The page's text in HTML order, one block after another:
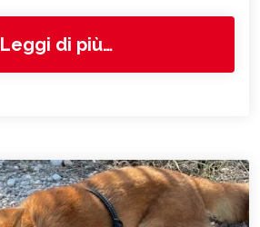
Leggi di più…from 6704